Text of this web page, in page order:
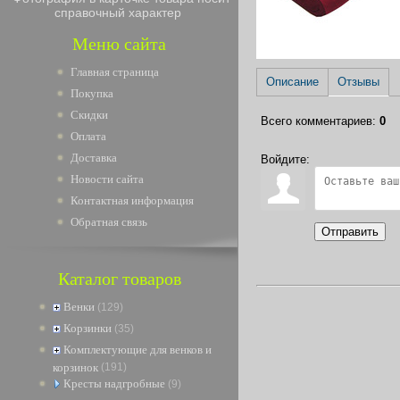
справочный характер
Меню сайта
Главная страница
Покупка
Скидки
Оплата
Доставка
Новости сайта
Контактная информация
Обратная связь
Каталог товаров
Венки (129)
Корзинки (35)
Комплектующие для венков и
корзинок (191)
Кресты надгробные (9)
Описание Отзывы
Всего комментариев: 0
Войдите:
Отправить